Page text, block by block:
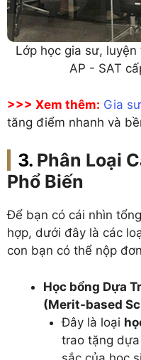
Lớp học gia sư,
AP - SAT
>>> Xem thêm: Gia
tăng điểm nhanh và
Phân Loại
Phổ Biến
Để bạn có cái nhìn
hợp, dưới đây là các
con bạn có thể nộp
Học bổng Dựa
(Merit-based
Đây là loại
trao tặng